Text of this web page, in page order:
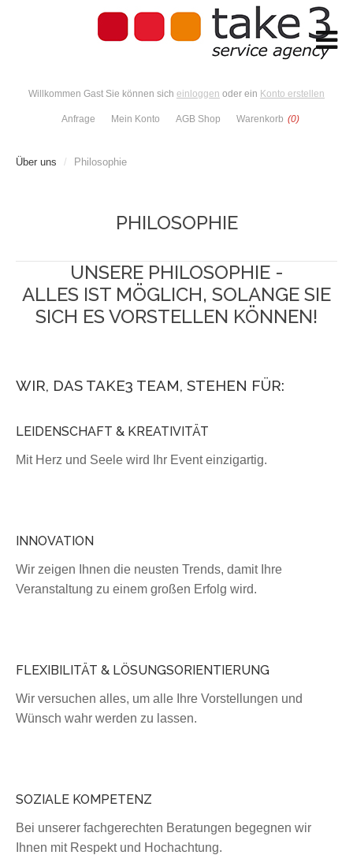
Willkommen Gast Sie können sich einloggen oder ein Konto erstellen
Anfrage Mein Konto AGB Shop Warenkorb (0)
Über uns / Philosophie
PHILOSOPHIE
UNSERE PHILOSOPHIE -
ALLES IST MÖGLICH, SOLANGE SIE
SICH ES VORSTELLEN KÖNNEN!
WIR, DAS TAKE3 TEAM, STEHEN FÜR:
LEIDENSCHAFT & KREATIVITÄT
Mit Herz und Seele wird Ihr Event einzigartig.
INNOVATION
Wir zeigen Ihnen die neusten Trends, damit Ihre
Veranstaltung zu einem großen Erfolg wird.
FLEXIBILITÄT & LÖSUNGSORIENTIERUNG
Wir versuchen alles, um alle Ihre Vorstellungen und
Wünsch wahr werden zu lassen.
SOZIALE KOMPETENZ
Bei unserer fachgerechten Beratungen begegnen wir
Ihnen mit Respekt und Hochachtung.